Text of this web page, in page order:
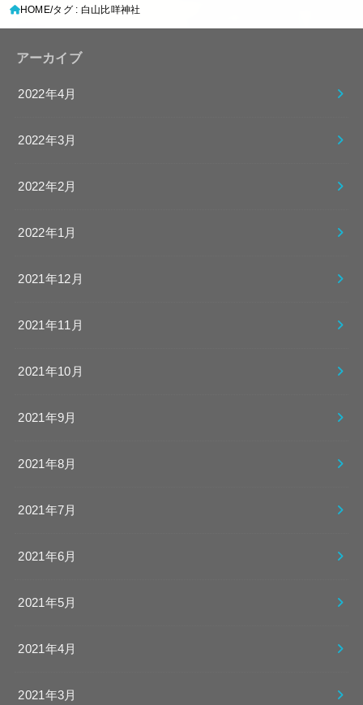
HOME タグ : 白山比咩神社
アーカイブ
2022年4月
2022年3月
2022年2月
2022年1月
2021年12月
2021年11月
2021年10月
2021年9月
2021年8月
2021年7月
2021年6月
2021年5月
2021年4月
2021年3月